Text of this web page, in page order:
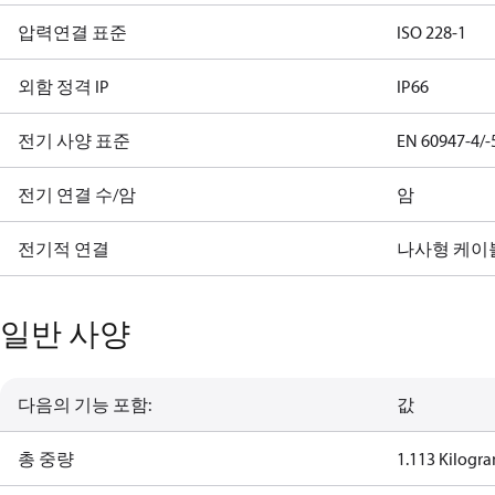
압력연결 표준 ISO 228-1
외함 정격 IP IP66
전기 사양 표준 EN 60947-4/-
전기 연결 수/암 암
전기적 연결 나사형 케이
일반 사양
다음의 기능 포함: 값
총 중량 1.113